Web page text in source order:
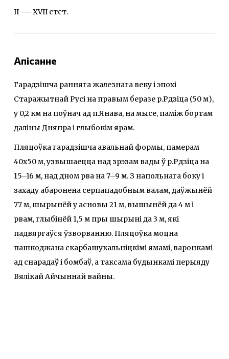
II –– ХVІІ стст.
Апісанне
Гарадзішча ранняга жалезнага веку і эпохі
Старажытнай Русі на правым беразе р.Рдзіца (50 м),
у 0,2 км на поўнач ад п.Янава, на мысе, паміж бортам
даліны Дняпра і глыбокім ярам.
Пляцоўка гарадзішча авальнай формы, памерам
40x50 м, узвышаецца над зрэзам вады ў р.Рдзіца на
15–16 м, над дном рва на 7–9 м. З напольнага боку і
захаду абаронена серпападобным валам, даўжынёй
77 м, шырынёй у асновы 21 м, вышынёй да 4 м і
рвам, глыбінёй 1,5 м пры шырыні да 3 м, які
падвяргаўся ўзворванню. Пляцоўка моцна
пашкоджана скарбашукальніцкімі ямамі, варонкамі
ад снарадаў і бомбаў, а таксама будынкамі перыяду
Вялікай Айчыннай вайны.